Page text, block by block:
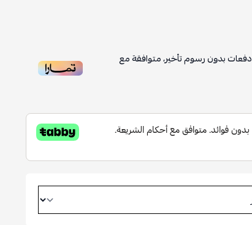
دفعات بدون رسوم تأخير، متوافقة مع